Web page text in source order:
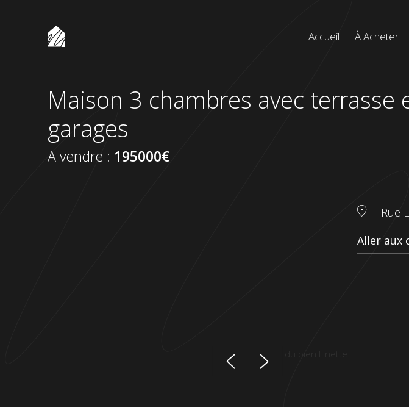
Thône Immobilier
Menu
Accueil À Acheter
Maison 3 chambres avec terrasse
garages
A vendre : 195000€
Rue
Aller aux